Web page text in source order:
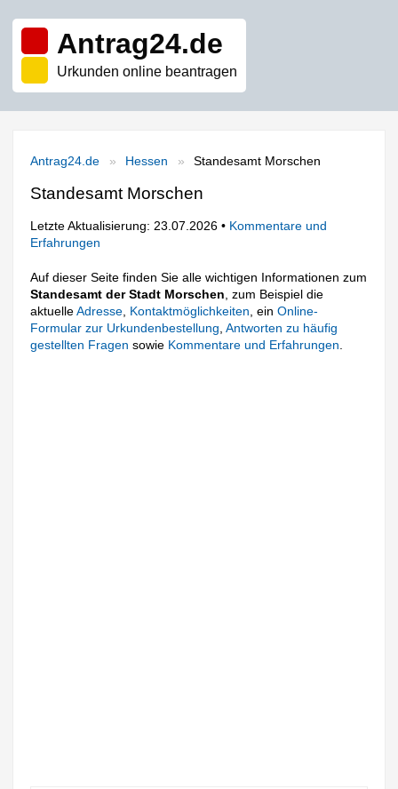
Antrag24.de
Urkunden online beantragen
Antrag24.de Hessen Standesamt Morschen
Standesamt Morschen
Letzte Aktualisierung: 23.07.2026 • Kommentare und
Erfahrungen
Auf dieser Seite finden Sie alle wichtigen Informationen zum
Standesamt der Stadt Morschen , zum Beispiel die
aktuelleAdresse Kontaktmöglichkeiten , einOnline-
Formular zur Urkundenbestellung ,Antworten zu häufig
gestellten Fragen sowie Kommentare und Erfahrungen